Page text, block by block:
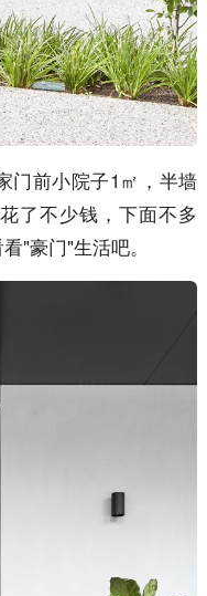
门前小院子1㎡，半墙
了不少钱，下面不多
"豪门"生活吧。